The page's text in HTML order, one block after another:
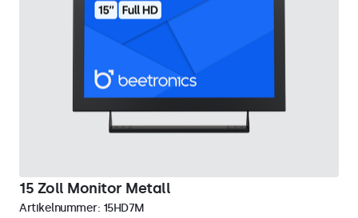
15 Zoll Monitor Metall
Artikelnummer: 15HD7M